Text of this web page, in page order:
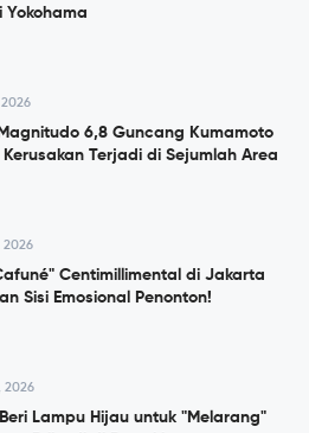
Yokohama
2026
6,8 Guncang Kumamoto
Terjadi di Sejumlah Area
2026
Centimillimental di Jakarta
Sisi Emosional Penonton!
2026
Lampu Hijau untuk "Melarang"